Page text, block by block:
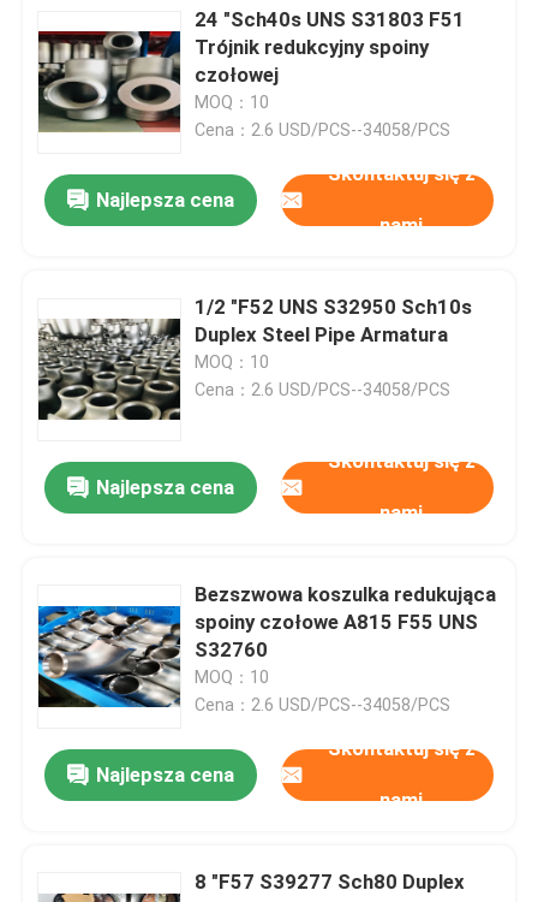
Company News
złączki do rur ze stali nierdzewnej
kołnierz ze stali nierdzewnej
trójnik ze stali nierdzewnej
zaślepki do rur ze stali nierdzewnej
Łącznik rurowy
Reduktor ze stali nierdzewnej
Slip On Flange
Kołnierz na szyję spawalniczą
24 "Sch40s UNS S31803 F51
Trójnik redukcyjny spoiny
czołowej
MOQ：10
Cena：2.6 USD/PCS--34058/PCS
Najlepsza cena
Skontaktuj się z
nami
1/2 "F52 UNS S32950 Sch10s
Duplex Steel Pipe Armatura
MOQ：10
Cena：2.6 USD/PCS--34058/PCS
Najlepsza cena
Skontaktuj się z
nami
Bezszwowa koszulka redukująca
spoiny czołowe A815 F55 UNS
S32760
MOQ：10
Cena：2.6 USD/PCS--34058/PCS
Najlepsza cena
Skontaktuj się z
nami
8 "F57 S39277 Sch80 Duplex